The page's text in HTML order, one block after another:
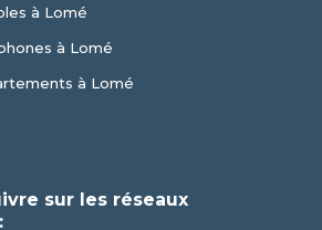
à Lomé
à Lomé
à Lomé
sur les réseaux